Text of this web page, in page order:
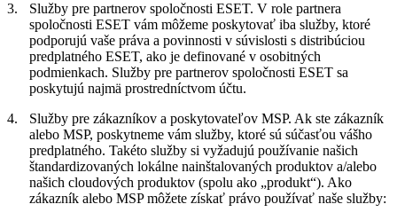
3.
Služby pre partnerov spoločnosti ESET. V role partnera
spoločnosti ESET vám môžeme poskytovať iba služby, ktoré
podporujú vaše práva a povinnosti v súvislosti s distribúciou
predplatného ESET, ako je definované v osobitných
podmienkach. Služby pre partnerov spoločnosti ESET sa
poskytujú najmä prostredníctvom účtu.
4.
Služby pre zákazníkov a poskytovateľov MSP. Ak ste zákazník
alebo MSP, poskytneme vám služby, ktoré sú súčasťou vášho
predplatného. Takéto služby si vyžadujú používanie našich
štandardizovaných lokálne nainštalovaných produktov a/alebo
našich cloudových produktov (spolu ako „produkt“). Ako
zákazník alebo MSP môžete získať právo používať naše služby: